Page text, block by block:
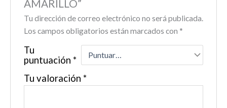
AMARILLO”
Tu dirección de correo electrónico no será publicada.
Los campos obligatorios están marcados con *
Tu
puntuación *
Tu valoración *